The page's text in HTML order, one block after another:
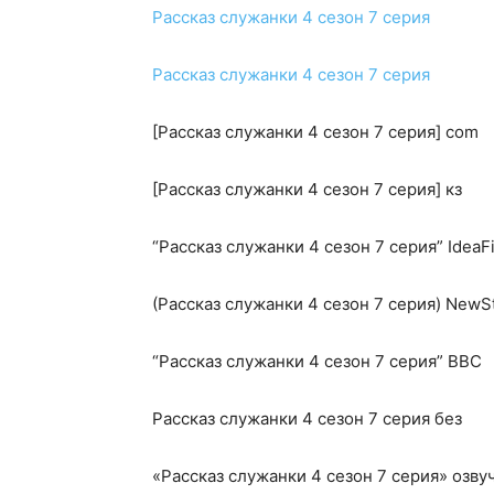
Рассказ служанки 4 сезон 7 серия
Рассказ служанки 4 сезон 7 серия
[Рассказ служанки 4 сезон 7 серия] com
[Рассказ служанки 4 сезон 7 серия] кз
“Рассказ служанки 4 сезон 7 серия”
(Рассказ служанки 4 сезон 7 серия)
“Рассказ служанки 4 сезон 7 серия” BBC
Рассказ служанки 4 сезон 7 серия без
«Рассказ служанки 4 сезон 7 серия»